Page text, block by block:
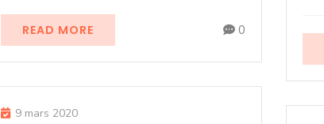
READ MORE 0
9 mars 2020